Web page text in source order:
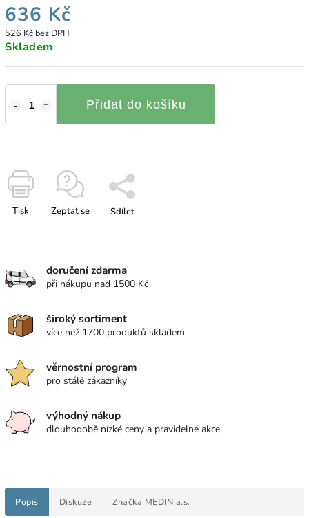
636 Kč
526 Kč bez DPH
Skladem
Přidat do košíku
Tisk Zeptat se Sdílet
doručení zdarma
při nákupu nad 1500 Kč
široký sortiment
více než 1700 produktů skladem
věrnostní program
pro stálé zákazníky
výhodný nákup
dlouhodobě nízké ceny a pravidelné akce
Popis Diskuze Značka MEDIN a.s.